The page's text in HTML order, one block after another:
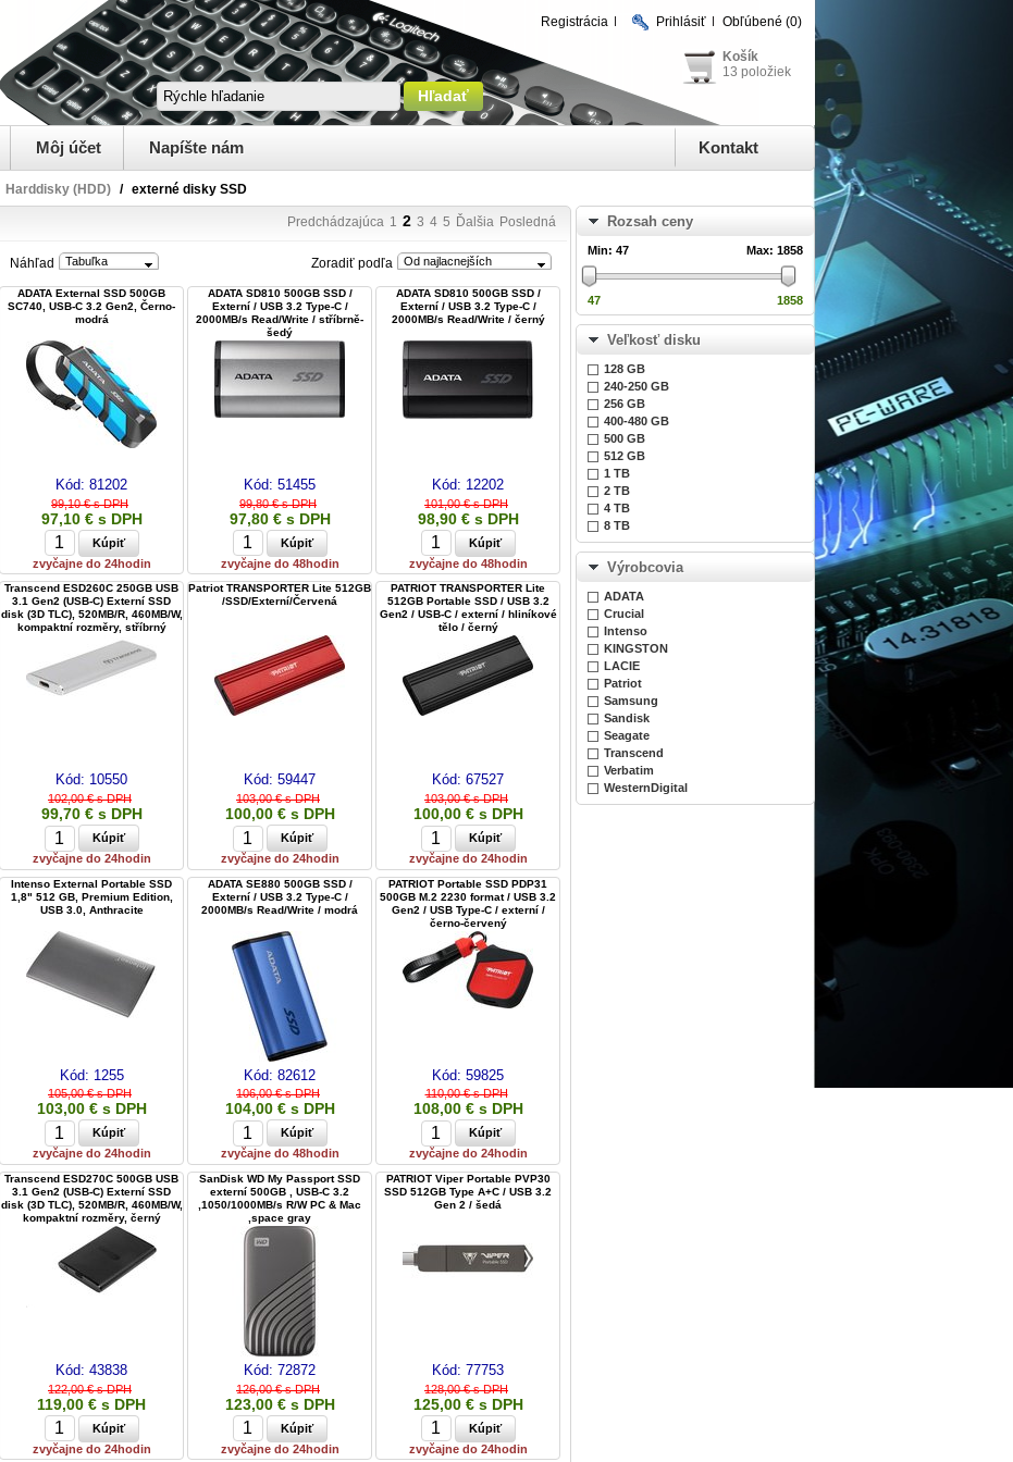
Registrácia Prihlásiť Obľúbené (0)
Košík
13 položiek
Môj účet Napíšte nám Kontakt
Harddisky (HDD) / externé disky SSD
Predchádzajúca 1 2 3 4 5 Ďalšia Posledná
Náhľad Tabuľka Zoradiť podľa Od najlacnejších
ADATA External SSD 500GB
SC740, USB-C 3.2 Gen2, Černo-
modrá
Kód: 81202
99,10 € s DPH
97,10 € s DPH
zvyčajne do 24hodin
ADATA SD810 500GB SSD /
Externí / USB 3.2 Type-C /
2000MB/s Read/Write / stříbrně-
šedý
Kód: 51455
99,80 € s DPH
97,80 € s DPH
zvyčajne do 48hodin
ADATA SD810 500GB SSD /
Externí / USB 3.2 Type-C /
2000MB/s Read/Write / černý
Kód: 12202
101,00 € s DPH
98,90 € s DPH
zvyčajne do 48hodin
Transcend ESD260C 250GB USB
3.1 Gen2 (USB-C) Externí SSD
disk (3D TLC), 520MB/R, 460MB/W,
kompaktní rozměry, stříbrný
Kód: 10550
102,00 € s DPH
99,70 € s DPH
zvyčajne do 24hodin
Patriot TRANSPORTER Lite 512GB
/SSD/Externí/Červená
Kód: 59447
103,00 € s DPH
100,00 € s DPH
zvyčajne do 24hodin
PATRIOT TRANSPORTER Lite
512GB Portable SSD / USB 3.2
Gen2 / USB-C / externí / hliníkové
tělo / černý
Kód: 67527
103,00 € s DPH
100,00 € s DPH
zvyčajne do 24hodin
Intenso External Portable SSD
1,8" 512 GB, Premium Edition,
USB 3.0, Anthracite
Kód: 1255
105,00 € s DPH
103,00 € s DPH
zvyčajne do 24hodin
ADATA SE880 500GB SSD /
Externí / USB 3.2 Type-C /
2000MB/s Read/Write / modrá
Kód: 82612
106,00 € s DPH
104,00 € s DPH
zvyčajne do 48hodin
PATRIOT Portable SSD PDP31
500GB M.2 2230 format / USB 3.2
Gen2 / USB Type-C / externí /
černo-červený
Kód: 59825
110,00 € s DPH
108,00 € s DPH
zvyčajne do 24hodin
Transcend ESD270C 500GB USB
3.1 Gen2 (USB-C) Externí SSD
disk (3D TLC), 520MB/R, 460MB/W,
kompaktní rozměry, černý
Kód: 43838
122,00 € s DPH
119,00 € s DPH
zvyčajne do 24hodin
SanDisk WD My Passport SSD
externí 500GB , USB-C 3.2
,1050/1000MB/s R/W PC & Mac
,space gray
Kód: 72872
126,00 € s DPH
123,00 € s DPH
zvyčajne do 24hodin
PATRIOT Viper Portable PVP30
SSD 512GB Type A+C / USB 3.2
Gen 2 / šedá
Kód: 77753
128,00 € s DPH
125,00 € s DPH
zvyčajne do 24hodin
Rozsah ceny
Min: 47 Max: 1858
47 1858
Veľkosť disku
128 GB
240-250 GB
256 GB
400-480 GB
500 GB
512 GB
1 TB
2 TB
4 TB
8 TB
Výrobcovia
ADATA
Crucial
Intenso
KINGSTON
LACIE
Patriot
Samsung
Sandisk
Seagate
Transcend
Verbatim
WesternDigital